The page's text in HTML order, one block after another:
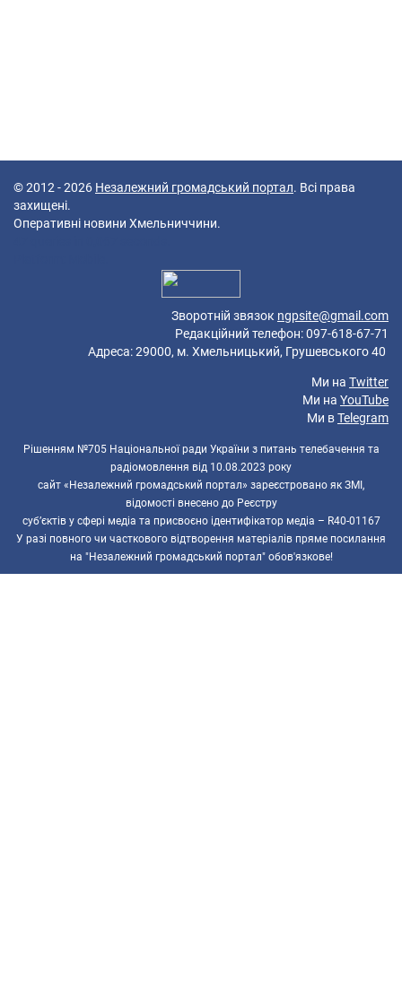
© 2012 - 2026 Незалежний громадський портал. Всі права
захищені.
Оперативні новини Хмельниччини.
Зворотній звязок ngpsite@gmail.com
Редакційний телефон: 097-618-67-71
Адреса: 29000, м. Хмельницький, Грушевського 40
Ми на Twitter
Ми на YouTube
Ми вTelegram
Рішенням №705 Національної ради України з питань телебачення та
радіомовлення від 10.08.2023 року
сайт «Незалежний громадський портал» зареєстровано як ЗМІ,
відомості внесено до Реєстру
суб’єктів у сфері медіа та присвоєно ідентифікатор медіа – R40-01167
У разі повного чи часткового відтворення матеріалів пряме посилання
на "Незалежний громадський портал" обов'язкове!